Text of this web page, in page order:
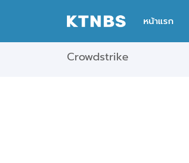
หน้าแรก
Crowdstrike